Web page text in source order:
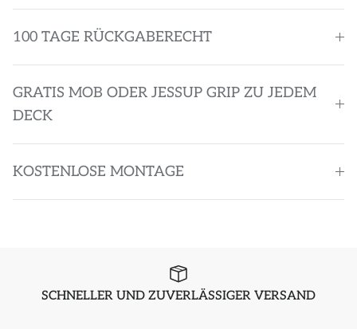
100 TAGE RÜCKGABERECHT
GRATIS MOB ODER JESSUP GRIP ZU JEDEM
DECK
KOSTENLOSE MONTAGE
SCHNELLER UND ZUVERLÄSSIGER VERSAND